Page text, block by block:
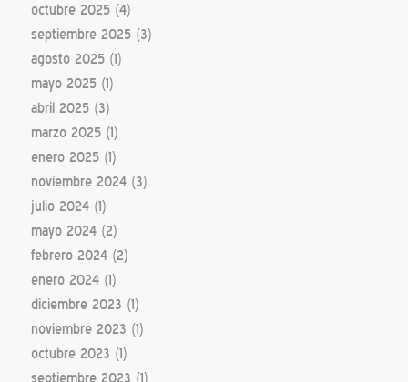
octubre 2025(4)
septiembre 2025(3)
agosto 2025(1)
mayo 2025(1)
abril 2025(3)
marzo 2025(1)
enero 2025(1)
noviembre 2024(3)
julio 2024(1)
mayo 2024(2)
febrero 2024(2)
enero 2024(1)
diciembre 2023 (1)
noviembre 2023 (1)
octubre 2023 (1)
septiembre 2023 (1)